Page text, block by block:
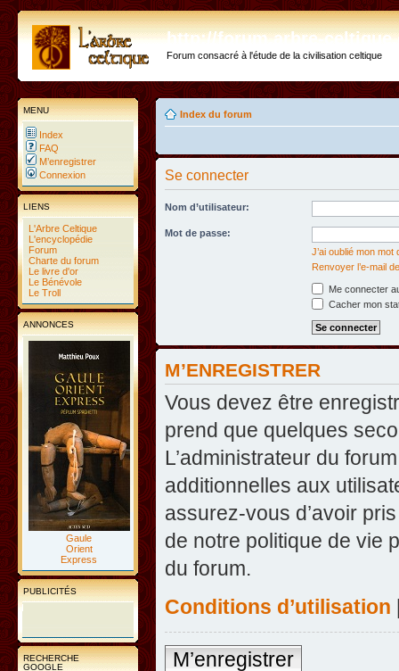
http://forum.arbre-
Forum consacré à l'étude de la civilisation celtique
MENU
Index
FAQ
M’enregistrer
Connexion
LIENS
L'Arbre Celtique
L'encyclopédie
Forum
Charte du forum
Le livre d'or
Le Bénévole
Le Troll
ANNONCES
Gaule
Orient
Express
PUBLICITÉS
RECHERCHE
GOOGLE
Index du forum
Se connecter
Nom d’utilisateur:
Mot de passe:
J’ai oublié mon mot
Renvoyer l’e-mail
Me connecter
Cacher mon
M’ENREGISTRER
Vous devez être
prend que quelques
L’administrateur du
additionnelles aux
assurez-vous d’avoir
de notre politique de vie
du forum.
Conditions d’utilisation
M’enregistrer